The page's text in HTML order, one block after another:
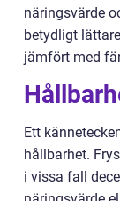
näringsvärde
betydligt
jämfört med
Ett
hållbarhet.
i vissa fall